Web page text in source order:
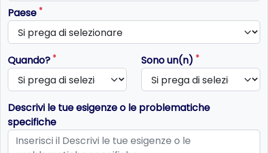
Questo campo è obbligatorio
Paese *
Questo campo è obbligatorio
Quando? * Sono un(n) *
Descrivi le tue esigenze o le problematiche
specifiche